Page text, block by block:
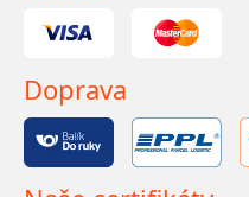
Doprava